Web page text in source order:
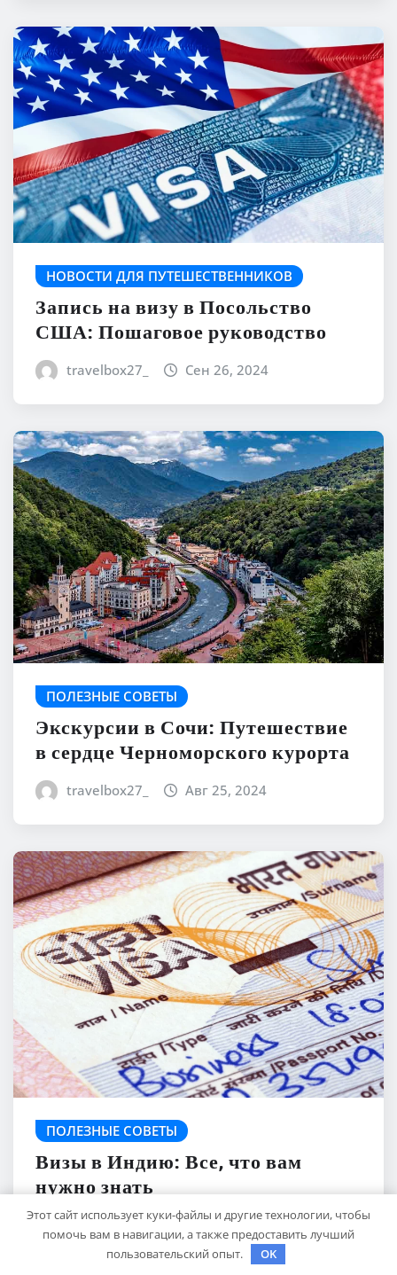
НОВОСТИ ДЛЯ ПУТЕШЕСТВЕННИКОВ
Запись на визу в Посольство
США: Пошаговое руководство
travelbox27_ Сен 26, 2024
ПОЛЕЗНЫЕ СОВЕТЫ
Экскурсии в Сочи: Путешествие
в сердце Черноморского курорта
travelbox27_ Авг 25, 2024
ПОЛЕЗНЫЕ СОВЕТЫ
Визы в Индию: Все, что вам
нужно знать
travelbox27_ Авг 22, 2024
Этот сайт использует куки-файлы и другие технологии, чтобы
помочь вам в навигации, а также предоставить лучший
пользовательский опыт.
OK